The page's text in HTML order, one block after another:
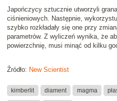
Japończycy sztucznie utworzyli
ciśnieniowych. Następnie,
szybko rozkładały się one przy
parametrów. Z wyliczeń wynika, że
powierzchnię, musi minąć od kilku
Źródło: New Scientist
kimberlit diament magma